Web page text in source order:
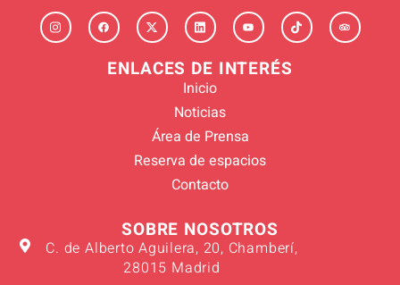
ENLACES DE INTERÉS
Inicio
Noticias
Área de Prensa
Reserva de espacios
Contacto
SOBRE NOSOTROS
C. de Alberto Aguilera, 20, Chamberí,
28015 Madrid